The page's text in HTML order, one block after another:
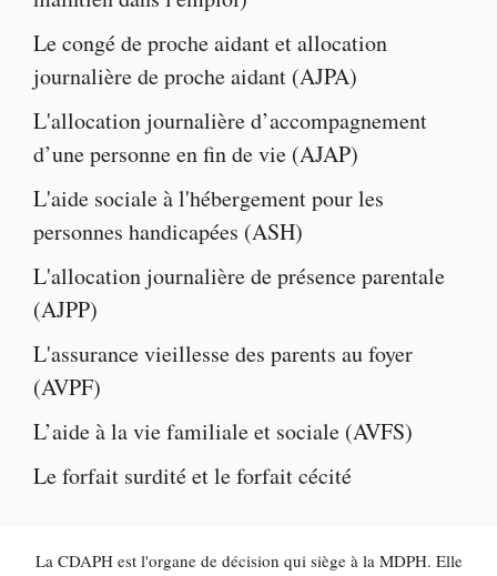
Lecongé de proche aidantetallocation
journalière de proche aidant (AJPA)
L'allocation journalière d’accompagnement
d’une personne en fin de vie (AJAP)
L'aide sociale à l'hébergement pour les
personnes handicapées (ASH)
L'allocation journalière de présence parentale
(AJPP)
L'assurance vieillesse des parents au foyer
(AVPF)
L’aide à la vie familiale et sociale (AVFS)
Leforfait surditéet leforfait cécité
La CDAPH est l'organe de décision qui siège à la MDPH. Elle